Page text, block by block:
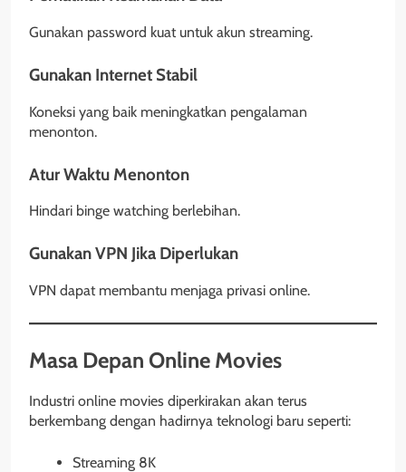
Gunakan password kuat untuk akun streaming.
Gunakan Internet Stabil
Koneksi yang baik meningkatkan pengalaman
menonton.
Atur Waktu Menonton
Hindari binge watching berlebihan.
Gunakan VPN Jika Diperlukan
VPN dapat membantu menjaga privasi online.
Masa Depan Online Movies
Industri online movies diperkirakan akan terus
berkembang dengan hadirnya teknologi baru seperti:
Streaming 8K